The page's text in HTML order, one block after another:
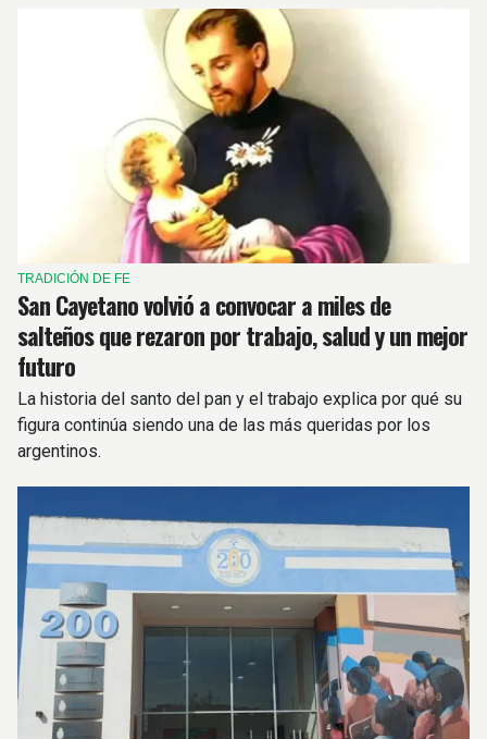
TRADICIÓN DE FE
San Cayetano volvió a convocar a miles de
salteños que rezaron por trabajo, salud y un mejor
futuro
La historia del santo del pan y el trabajo explica por qué su
figura continúa siendo una de las más queridas por los
argentinos.